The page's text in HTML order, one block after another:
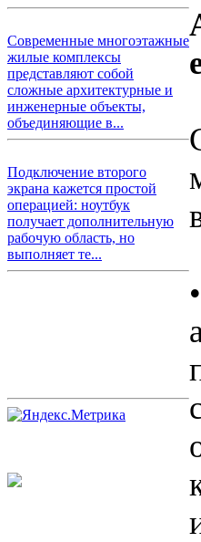
Современные многоэтажные
жилые комплексы
представляют собой
сложные архитектурные и
инженерные объекты,
объединяющие в...
Подключение второго
экрана кажется простой
операцией: ноутбук
получает дополнительную
рабочую область, но
выполняет те...